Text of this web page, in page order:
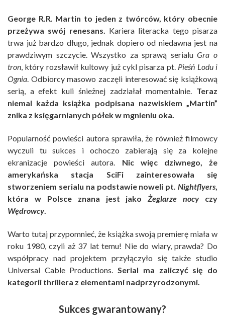
George R.R. Martin to jeden z twórców, który obecnie
przeżywa swój renesans.
Kariera literacka tego pisarza
trwa już bardzo długo, jednak dopiero od niedawna jest na
prawdziwym szczycie. Wszystko za sprawą serialuGra o
tron , który rozsławił kultowy już cykl pisarza pt. Pieśń Lodu i
Ognia . Odbiorcy masowo zaczęli interesować się książkową
serią, a efekt kuli śnieżnej zadziałał momentalnie. Teraz
niemal każda książka podpisana nazwiskiem „Martin”
znika z księgarnianych półek w mgnieniu oka.
Popularność powieści autora sprawiła, że również filmowcy
wyczuli tu sukces i ochoczo zabierają się za kolejne
ekranizacje powieści autora. Nic więc dziwnego, że
amerykańska stacja SciFi zainteresowała się
stworzeniem serialu na podstawie noweli pt. Nightflyers
która w Polsce znana jest jako Żeglarze nocyczy
Wędrowcy.
Warto tutaj przypomnieć, że książka swoją premierę miała w
roku 1980, czyli aż 37 lat temu! Nie do wiary, prawda? Do
współpracy nad projektem przyłączyło się także studio
Universal Cable Productions.
Serial ma zaliczyć się do
kategorii thrillera z elementami nadprzyrodzonymi.
Sukces gwarantowany?